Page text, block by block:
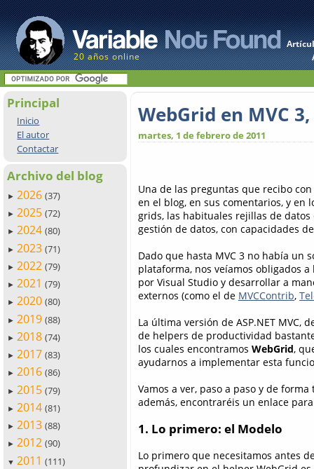
20 años online
Principal
Inicio
El autor
Contactar
Archivo del blog
► 2026 (37)
► 2025 (72)
► 2024 (80)
► 2023 (71)
► 2022 (79)
► 2021 (79)
► 2020 (80)
► 2019 (88)
► 2018 (74)
► 2017 (83)
► 2016 (86)
► 2015 (79)
► 2014 (81)
► 2013 (88)
► 2012 (90)
▼ 2011 (111)
WebGrid en MVC
martes, 1 de febrero de 2011
Una de las preguntas que recibo
en el blog, en sus comentarios, y en
grids, las habituales rejillas de
gestión de datos, con capacidades
Dado que hasta MVC 3 no había
plataforma, nos veíamos obligados
por Visual Studio y desarrollar a
externos (como el de MVCContrib,
La última versión de ASP.NET MVC,
de helpers de productividad
los cuales encontramos WebGrid,
ayudarnos a implementar esta
Vamos a ver, paso a paso y de
además, encontraréis un enlace
1. Lo primero: el Modelo
Lo primero que necesitamos antes